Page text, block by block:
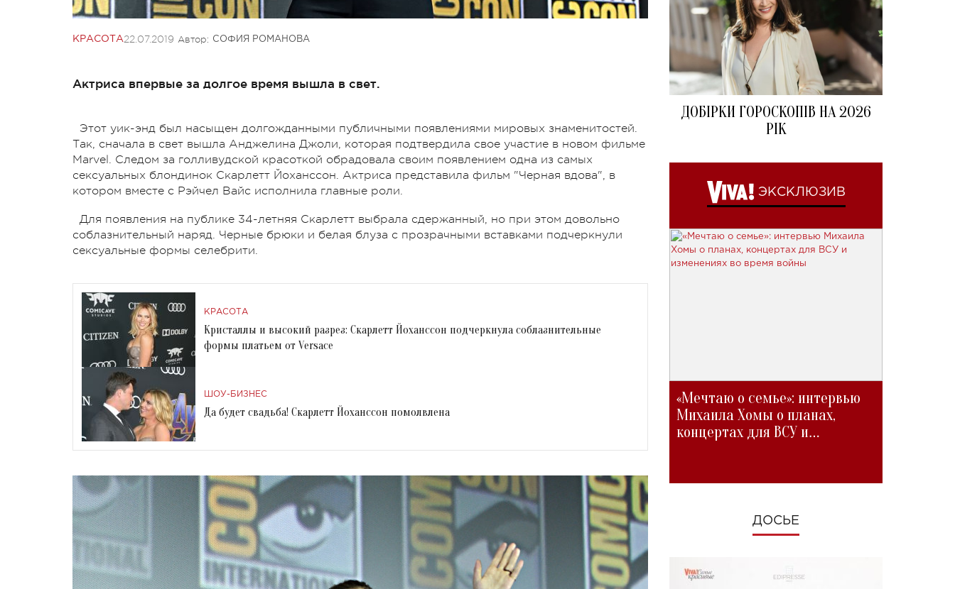
КРАСОТА22.07.2019 Автор: СОФИЯ РОМАНОВА
Актриса впервые за долгое время вышла в свет.
Этот уик-энд был насыщен долгожданными публичными появлениями мировых знаменитостей.
Так, сначала в свет вышла Анджелина Джоли, которая подтвердила свое участие в новом фильме
Marvel. Следом за голливудской красоткой обрадовала своим появлением одна из самых
сексуальных блондинок Скарлетт Йоханссон. Актриса представила фильм "Черная вдова", в
котором вместе с Рэйчел Вайс исполнила главные роли.
Для появления на публике 34-летняя Скарлетт выбрала сдержанный, но при этом довольно
соблазнительный наряд. Черные брюки и белая блуза с прозрачными вставками подчеркнули
сексуальные формы селебрити.
КРАСОТА
Кристаллы и высокий разрез: Скарлетт Йоханссон подчеркнула соблазнительные
формы платьем от Versace
ШОУ-БИЗНЕС
Да будет свадьба! Скарлетт Йоханссон помолвлена
ДОБІРКИ ГОРОСКОПІВ НА 2026
РІК
ЭКСКЛЮЗИВ
«Мечтаю о семье»: интервью
Михаила Хомы о планах,
концертах для ВСУ и
ДОСЬЕ